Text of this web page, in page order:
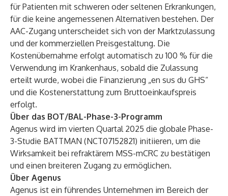
für Patienten mit schweren oder seltenen Erkrankungen,
für die keine angemessenen Alternativen bestehen. Der
AAC-Zugang unterscheidet sich von der Marktzulassung
und der kommerziellen Preisgestaltung. Die
Kostenübernahme erfolgt automatisch zu 100 % für die
Verwendung im Krankenhaus, sobald die Zulassung
erteilt wurde, wobei die Finanzierung „en sus du GHS“
und die Kostenerstattung zum Bruttoeinkaufspreis
erfolgt.
Über das BOT/BAL-Phase-3-Programm
Agenus wird im vierten Quartal 2025 die globale Phase-
3-Studie BATTMAN (NCT07152821) initiieren, um die
Wirksamkeit bei refraktärem MSS-mCRC zu bestätigen
und einen breiteren Zugang zu ermöglichen.
Über Agenus
Agenus ist ein führendes Unternehmen im Bereich der